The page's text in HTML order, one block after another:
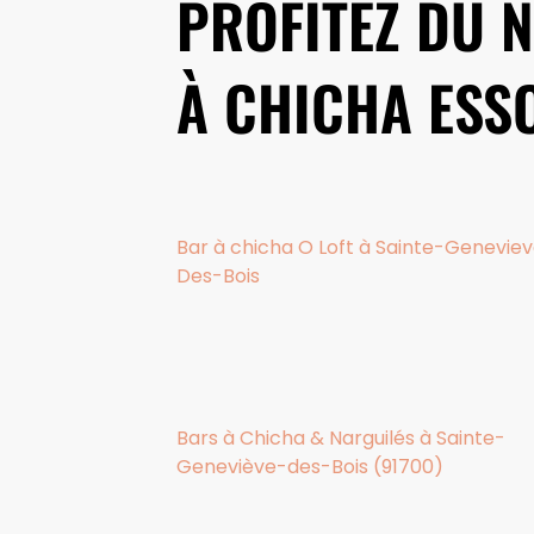
PROFITEZ DU
À CHICHA
Bar à chicha O Loft à Sainte-
Des-Bois
Bars à Chicha & Narguilés à Sainte-
Geneviève-des-Bois (91700)